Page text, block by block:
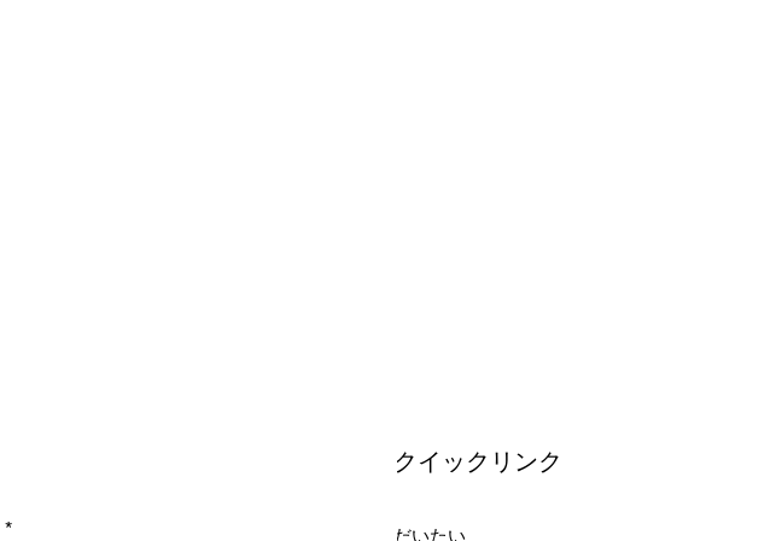
クイックリンク
だいたい